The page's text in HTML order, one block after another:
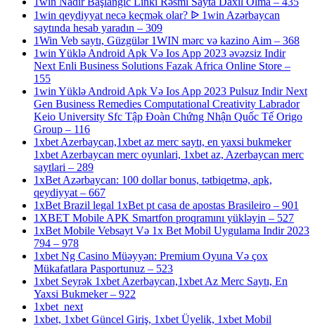
1win qeydiyyat necə keçmək olar? ᐉ 1win Azərbaycan
saytında hesab yaradın – 309
1Win Veb saytı, Güzgülər 1WIN mərc və kazino Aim – 368
1win Yüklə Android Apk Və Ios App 2023 əvəzsiz Indir
Next Enli Business Solutions Fazak Africa Online Store –
155
1win Yüklə Android Apk Və Ios App 2023 Pulsuz Indir Next
Gen Business Remedies Computational Creativity Labrador
Keio University Sfc Tập Đoàn Chứng Nhận Quốc Tế Origo
Group – 116
1xbet Azerbaycan,1xbet az merc saytı, en yaxsi bukmeker
1xbet Azerbaycan merc oyunlari, 1xbet az, Azerbaycan merc
saytlari – 289
1xBet Azərbaycan: 100 dollar bonus, tətbiqetmə, apk,
qeydiyyat – 667
1xBet Brazil legal 1xBet pt casa de apostas Brasileiro – 901
1XBET Mobile APK Smartfon proqramını yükləyin – 527
1xBet Mobile Vebsayt Və 1x Bet Mobil Uygulama Indir 2023
794 – 978
1xbet Ng Casino Müəyyən: Premium Oyuna Və çox
Mükafatlara Pasportunuz – 523
1xbet Seyrək 1xbet Azerbaycan,1xbet Az Merc Saytı, En
Yaxsi Bukmeker – 922
1xbet_next
1xbet, 1xbet Güncel Giriş, 1xbet Üyelik, 1xbet Mobil